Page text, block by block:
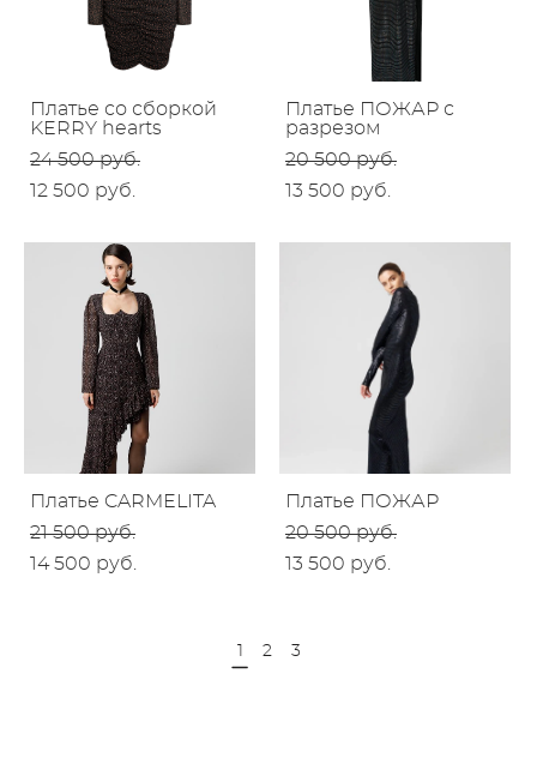
Платье со сборкой
KERRY hearts
24 500 pуб.
12 500 pуб.
Платье ПОЖАР с
разрезом
20 500 pуб.
13 500 pуб.
Платье CARMELITA
21 500 pуб.
14 500 pуб.
Платье ПОЖАР
20 500 pуб.
13 500 pуб.
2 3